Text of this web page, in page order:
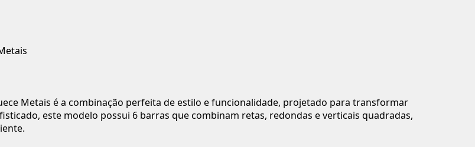
Metais é a combinação perfeita de estilo e funcionalidade, projetado para transformar
este modelo possui 6 barras que combinam retas, redondas e verticais quadradas,